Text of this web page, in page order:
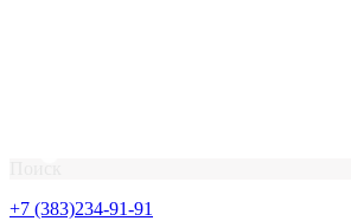
Поиск
+7 (383)234-91-91